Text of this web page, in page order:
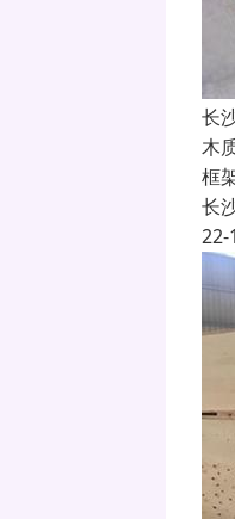
长
木
框
长
22-